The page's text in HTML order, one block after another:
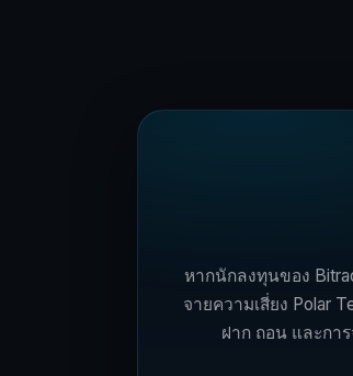
หากนักลงทุนของ
จายความเสี่ยง Polar
ฝาก ถอน และก